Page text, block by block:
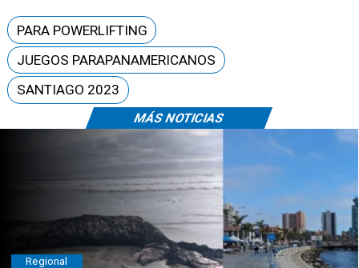
MÁS NOTICIAS
PARA POWERLIFTING
JUEGOS PARAPANAMERICANOS
SANTIAGO 2023
Regional